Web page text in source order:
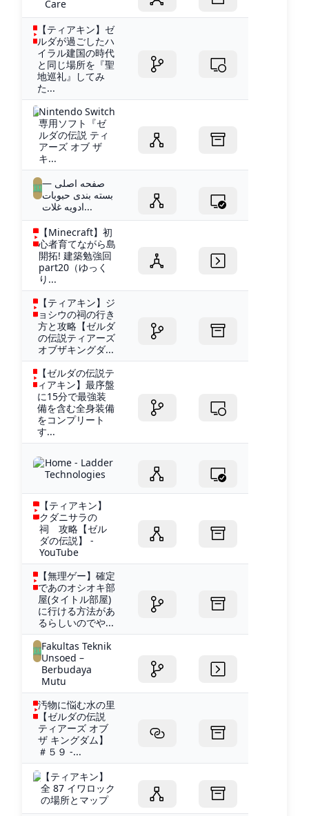
Care
【ティアキン】ゼ
ルダが過ごしたハ
イラル建国の時代
と同じ場所を『聖
地巡礼』してみ
た...
Nintendo Switch
専用ソフト『ゼ
ルダの伝説 ティ
アーズ オブ ザ
キ...
صفحه اصلی —
بسته بندی حبوبات
ادویه غلات...
【Minecraft】初
心者育てながら島
開拓! 建築勉強回
part20（ゆっく
り...
【ティアキン】ジ
ョシウの祠の行き
方と攻略【ゼルダ
の伝説ティアーズ
オブザキングダ...
【ゼルダの伝説テ
ィアキン】最序盤
に15分で最強装
備を含む全身装備
をコンプリート
す...
Home - Ladder
Technologies
【ティアキン】
クダニサラの
祠 攻略【ゼル
ダの伝説】 -
YouTube
【無理ゲー】確定
であのオシオキ部
屋(タイトル部屋)
に行ける方法があ
るらしいのでや...
Fakultas Teknik
Unsoed –
Berbudaya
Mutu
汚物に悩む水の里
【ゼルダの伝説
ティアーズ オブ
ザ キングダム】
＃５９ -...
【ティアキン】
全 87 イワロック
の場所とマップ